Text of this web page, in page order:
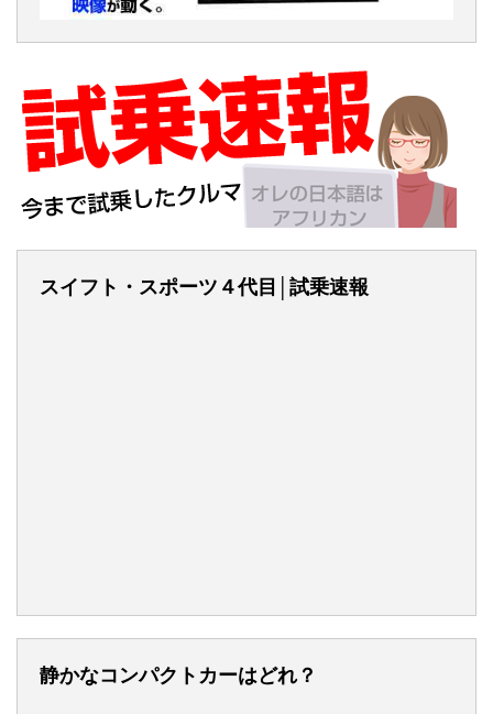
スイフト・スポーツ４代目│試乗速報
静かなコンパクトカーはどれ？